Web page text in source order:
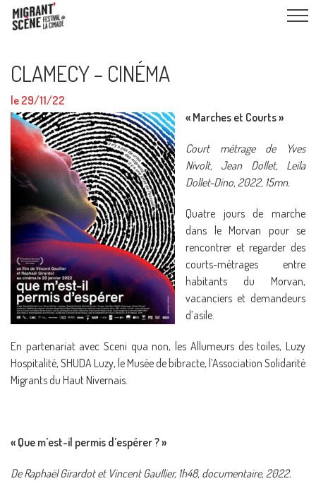
CLAMECY – CINÉMA
le 29/11/22
« Marches et Courts »
Court métrage de Yves
Nivolt, Jean Dollet, Leila
Dollet-Dino, 2022, 15mn.
Quatre jours de marche
dans le Morvan pour se
rencontrer et regarder des
courts-métrages entre
habitants du Morvan,
vacanciers et demandeurs
d’asile.
En partenariat avec Sceni qua non, les Allumeurs des toiles, Luzy
Hospitalité, SHUDA Luzy, le Musée de bibracte, l’Association Solidarité
Migrants du Haut Nivernais.
« Que m’est-il permis d’espérer ? »
De Raphaël Girardot et Vincent Gaullier, 1h48, documentaire, 2022.